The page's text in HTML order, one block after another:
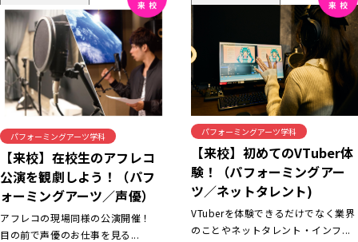
パフォーミングアーツ学科
【来校】在校生のアフレコ
公演を観劇しよう！（パフ
ォーミングアーツ／声優）
アフレコの現場同様の公演開催！
目の前で声優のお仕事を見る...
パフォーミングアーツ学科
【来校】初めてのVTuber体
験！（パフォーミングアー
ツ／ネットタレント)
VTuberを体験できるだけでなく業界
のことやネットタレント・インフ...